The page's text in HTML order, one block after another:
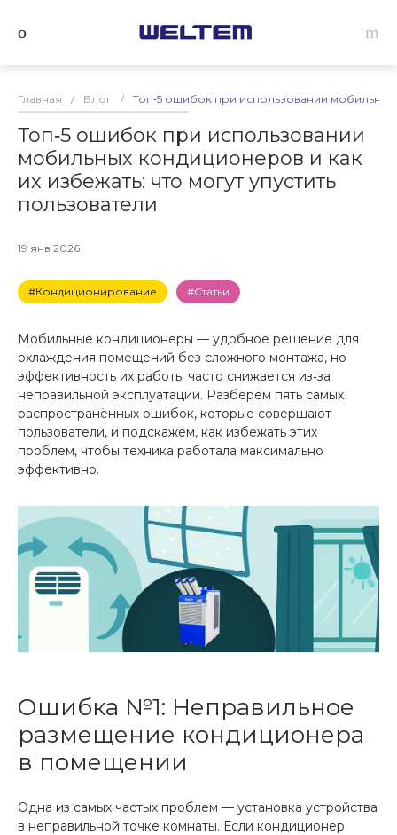
Главная / Блог / Топ‑5 ошибок при использовании мобильных
Топ‑5 ошибок при использовании
мобильных кондиционеров и как
их избежать: что могут упустить
пользователи
19 янв 2026
#Кондиционирование #Статьи
Мобильные кондиционеры — удобное решение для
охлаждения помещений без сложного монтажа, но
эффективность их работы часто снижается из‑за
неправильной эксплуатации. Разберём пять самых
распространённых ошибок, которые совершают
пользователи, и подскажем, как избежать этих
проблем, чтобы техника работала максимально
эффективно.
Ошибка №1: Неправильное
размещение кондиционера
в помещении
Одна из самых частых проблем — установка устройства
в неправильной точке комнаты. Если кондиционер